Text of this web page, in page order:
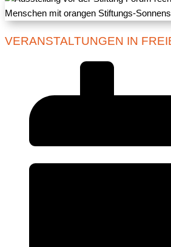
VERANSTALTUNGEN IN